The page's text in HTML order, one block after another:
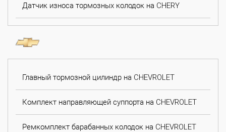
Датчик износа тормозных колодок на CHERY
Главный тормозной цилиндр на CHEVROLET
Комплект направляющей суппорта на CHEVROLET
Ремкомплект барабанных колодок на CHEVROLET